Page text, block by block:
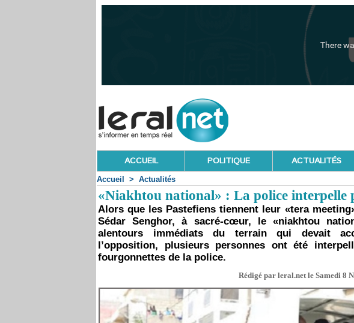
ACCUEIL POLITIQUE ACTUALITÉS
Accueil > Actualités
«Niakhtou national» : La police interpelle
Alors que les Pastefiens tiennent leur «tera
Sédar Senghor, à sacré-cœur, le «niakhtou
alentours immédiats du terrain qui devait
l’opposition, plusieurs personnes ont été
fourgonnettes de la police.
Rédigé par leral.net le Samedi 8